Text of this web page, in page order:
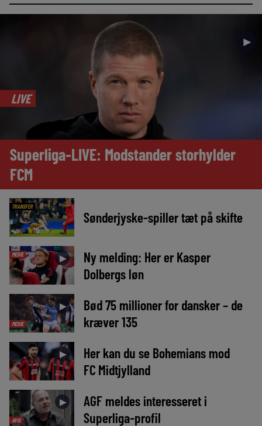
►
LIVE
Superliga-LIVE: Modstander storhylder
FCM
TRANSFER
Sønderjyske-spiller tæt på skifte
MEDIE ►
Ny melding: Her er Kasper
Dolbergs løn
MEDIE
►
Bød 75 millioner for dansker – de
kræver 135
►
Her kan du se Bohemians mod
FC Midtjylland
AVIS
►
AGF meldes interesseret i
Superliga-profil